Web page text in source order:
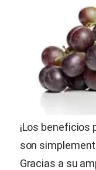
¡Los beneficios
son
Gracias a su